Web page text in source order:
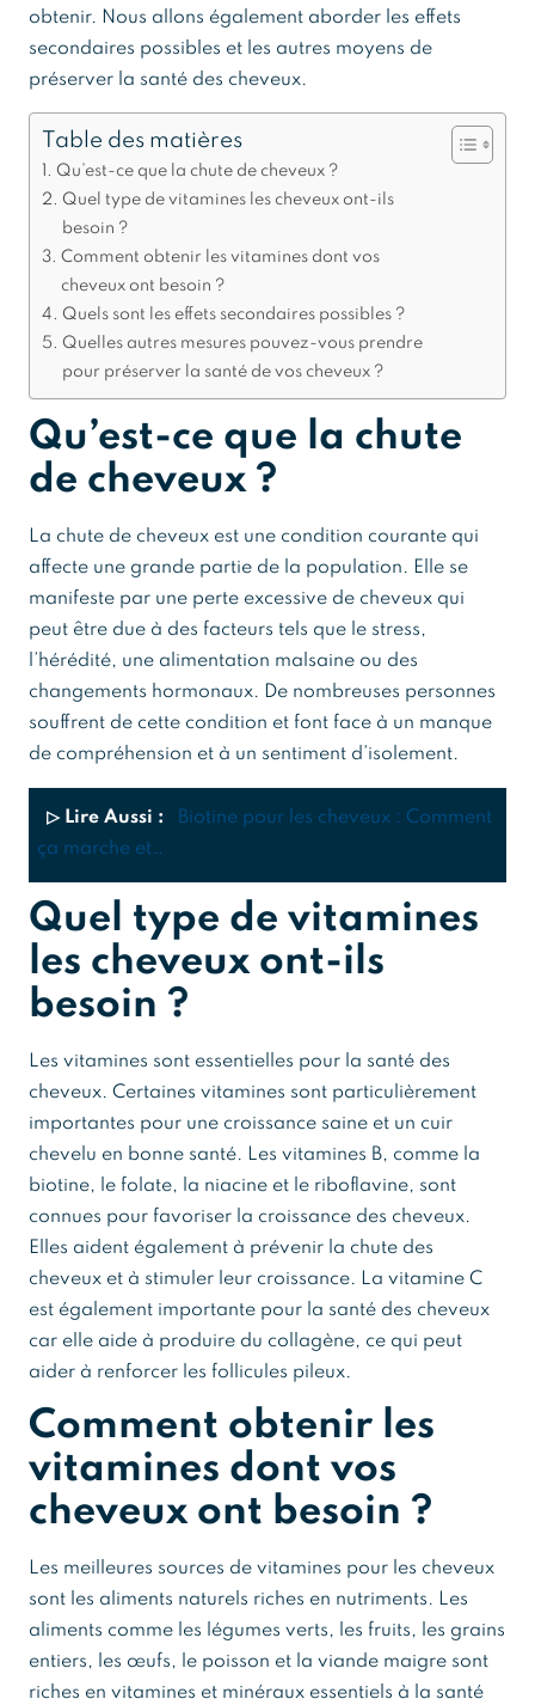
obtenir. Nous allons également aborder les effets
secondaires possibles et les autres moyens de
préserver la santé des cheveux.
Table des matières
Qu’est-ce que la chute de cheveux ?
Quel type de vitamines les cheveux ont-ils
besoin ?
Comment obtenir les vitamines dont vos
cheveux ont besoin ?
Quels sont les effets secondaires possibles ?
Quelles autres mesures pouvez-vous prendre
pour préserver la santé de vos cheveux ?
Qu’est-ce que la chute
de cheveux ?
La chute de cheveux est une condition courante qui
affecte une grande partie de la population. Elle se
manifeste par une perte excessive de cheveux qui
peut être due à des facteurs tels que le stress,
l’hérédité, une alimentation malsaine ou des
changements hormonaux. De nombreuses personnes
souffrent de cette condition et font face à un manque
de compréhension et à un sentiment d’isolement.
▷ Lire Aussi :
Biotine pour les cheveux : Comment
ça marche et…
Quel type de vitamines
les cheveux ont-ils
besoin ?
Les vitamines sont essentielles pour la santé des
cheveux. Certaines vitamines sont particulièrement
importantes pour une croissance saine et un cuir
chevelu en bonne santé. Les vitamines B, comme la
biotine, le folate, la niacine et le riboflavine, sont
connues pour favoriser la croissance des cheveux.
Elles aident également à prévenir la chute des
cheveux et à stimuler leur croissance. La vitamine C
est également importante pour la santé des cheveux
car elle aide à produire du collagène, ce qui peut
aider à renforcer les follicules pileux.
Comment obtenir les
vitamines dont vos
cheveux ont besoin ?
Les meilleures sources de vitamines pour les cheveux
sont les aliments naturels riches en nutriments. Les
aliments comme les légumes verts, les fruits, les grains
entiers, les œufs, le poisson et la viande maigre sont
riches en vitamines et minéraux essentiels à la santé